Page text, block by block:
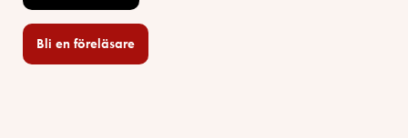
Bli en föreläsare​